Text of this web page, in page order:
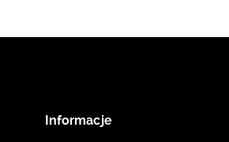
Informacje